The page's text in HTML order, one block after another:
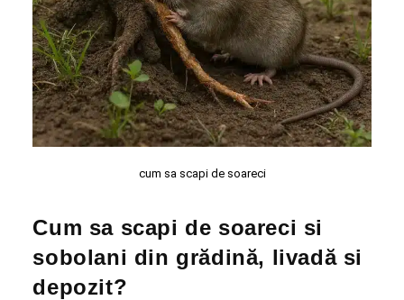
cum sa scapi de soareci
Cum sa scapi de soareci si
sobolani din grădină, livadă si
depozit?